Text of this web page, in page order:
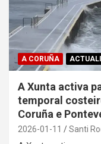
A CORUÑA
A Xunta activa
temporal
Coruña e
2026-01-11 Santi